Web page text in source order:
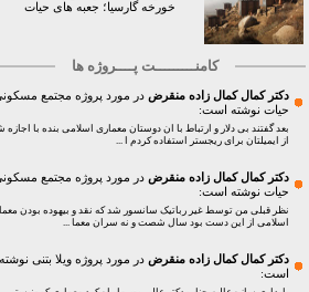
خورخه گارسیا؛ جعبه های حیات
کامنـــــــــت پــــروژه ها
دکتر کمال کمال زاده منقرض در مورد پروژه مجتمع
حیات نوشته است:
بعد گفتند بی دلار و ارتباط با ان دوستان معماری اسلامی بنده با اجازه
از ایمیلتان برای ریجستر استفاده کردم ا ...
دکتر کمال کمال زاده منقرض در مورد پروژه مجتمع
حیات نوشته است:
نظر قبلی من توسط غیر رباتیک سانسور شد که نقد و بیهوده بودن
اسلامی از این دست بود سال شصت و نه سران معما ...
دکتر کمال کمال زاده منقرض در مورد پروژه ویلا بتنی نوشته
است: